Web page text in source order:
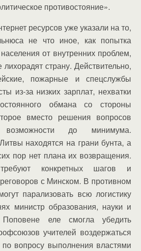
противостояние».
ресурсов уже указали на то,
не что иное, как попытка
от внутренних проблем,
страну. Действительно,
пожарные и спецслужбы
из-за низких зарплат, нехватки
обмана со стороны
вместо решения вопросов
до минимума.
находятся на грани бунта, а
пор нет плана их возвращения.
конкретных шагов и
с Минском. В противном
парализовать всю логистику
министр образования, науки и
еле смогла убедить
учителей воздержаться
по вопросу выполнения властями